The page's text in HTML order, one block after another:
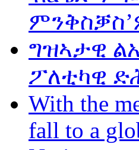
ግዝኣታዊ
ፖለቲካዊ
With the
fall to a